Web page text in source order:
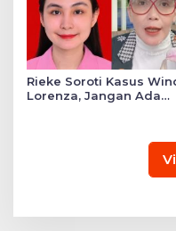
Rieke Soroti Kasus
Lorenza, Jangan Ada